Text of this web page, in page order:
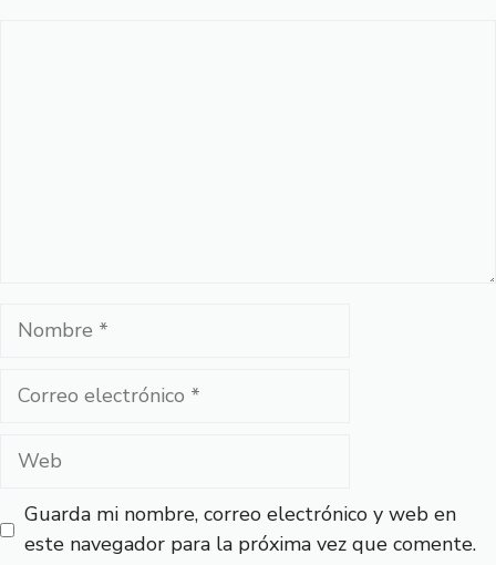
Nombre
Correo
Web
Guarda mi nombre, correo electrónico y web en
este navegador para la próxima vez que comente.